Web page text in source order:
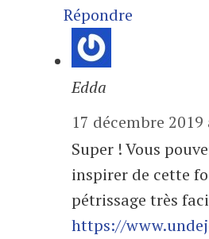
Répondre
Edda
17 décembre
Super ! Vous
inspirer de cette
pétrissage très
https://